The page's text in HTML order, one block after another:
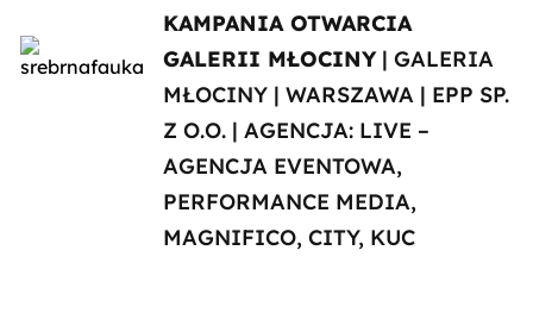
KAMPANIA OTWARCIA
GALERII MŁOCINY| GALERIA
MŁOCINY | WARSZAWA | EPP SP.
Z O.O. | AGENCJA: LIVE –
AGENCJA EVENTOWA,
PERFORMANCE MEDIA,
MAGNIFICO, CITY, KUC